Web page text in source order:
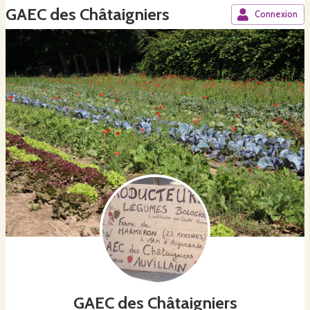
GAEC des Châtaigniers Connexion
GAEC des Châtaigniers